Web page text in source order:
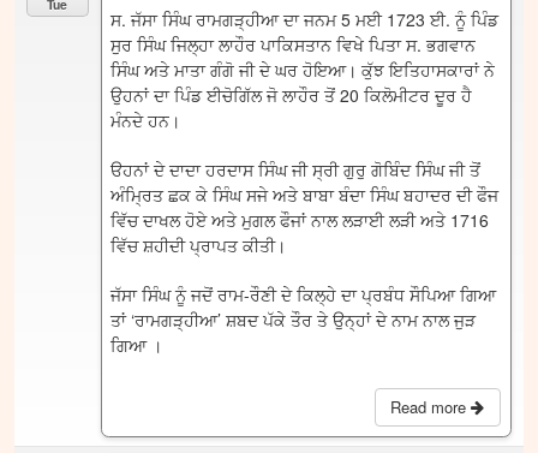
Tue
ਸ. ਜੱਸਾ ਸਿੰਘ ਰਾਮਗੜ੍ਹੀਆ ਦਾ ਜਨਮ 5 ਮਈ 1723 ਈ. ਨੂੰ ਪਿੰਡ
ਸੁਰ ਸਿੰਘ ਜਿਲ੍ਹਾ ਲਾਹੌਰ ਪਾਕਿਸਤਾਨ ਵਿਖੇ ਪਿਤਾ ਸ. ਭਗਵਾਨ
ਸਿੰਘ ਅਤੇ ਮਾਤਾ ਗੰਗੋ ਜੀ ਦੇ ਘਰ ਹੋਇਆ। ਕੁੱਝ ਇਤਿਹਾਸਕਾਰਾਂ ਨੇ
ਉਹਨਾਂ ਦਾ ਪਿੰਡ ਈਚੋਗਿੱਲ ਜੋ ਲਾਹੌਰ ਤੋਂ 20 ਕਿਲੋਮੀਟਰ ਦੂਰ ਹੈ
ਮੰਨਦੇ ਹਨ।
ੳਹਨਾਂ ਦੇ ਦਾਦਾ ਹਰਦਾਸ ਸਿੰਘ ਜੀ ਸ੍ਰੀ ਗੁਰੁ ਗੋਬਿੰਦ ਸਿੰਘ ਜੀ ਤੋਂ
ਅੰਮ੍ਰਿਤ ਛਕ ਕੇ ਸਿੰਘ ਸਜੇ ਅਤੇ ਬਾਬਾ ਬੰਦਾ ਸਿੰਘ ਬਹਾਦਰ ਦੀ ਫੌਜ
ਵਿੱਚ ਦਾਖਲ ਹੋਏ ਅਤੇ ਮੁਗਲ ਫੌਜਾਂ ਨਾਲ ਲੜਾਈ ਲੜੀ ਅਤੇ 1716
ਵਿੱਚ ਸ਼ਹੀਦੀ ਪ੍ਰਾਪਤ ਕੀਤੀ।
ਜੱਸਾ ਸਿੰਘ ਨੂੰ ਜਦੋਂ ਰਾਮ-ਰੌਣੀ ਦੇ ਕਿਲ੍ਹੇ ਦਾ ਪ੍ਰਬੰਧ ਸੌਪਿਆ ਗਿਆ
ਤਾਂ ‘ਰਾਮਗੜ੍ਹੀਆ’ ਸ਼ਬਦ ਪੱਕੇ ਤੌਰ ਤੇ ਉਨ੍ਹਾਂ ਦੇ ਨਾਮ ਨਾਲ ਜੁੜ
ਗਿਆ ।
Read more